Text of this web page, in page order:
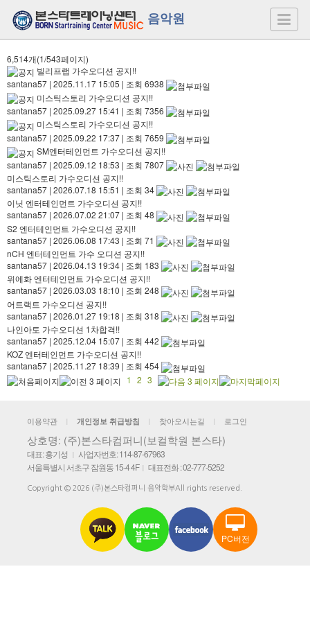
음악원
6,514개(1/543페이지)
빌리프랩 가수오디션 공지!!
santana57 | 2025.11.17 15:05 | 조회 6938
미스틱스토리 가수오디션 공지!!
santana57 | 2025.09.27 15:41 | 조회 7356
미스틱스토리 가수오디션 공지!!
santana57 | 2025.09.22 17:37 | 조회 7659
SM엔터테인먼트 가수오디션 공지!!
santana57 | 2025.09.12 18:53 | 조회 7807
미스틱스토리 가수오디션 공지!!
santana57 | 2026.07.18 15:51 | 조회 34
이닛 엔터테인먼트 가수오디션 공지!!
santana57 | 2026.07.02 21:07 | 조회 48
S2 엔터테인먼트 가수오디션 공지!!
santana57 | 2026.06.08 17:43 | 조회 71
nCH 엔터테인먼트 가수 오디션 공지!!
santana57 | 2026.04.13 19:34 | 조회 183
위에화 엔터테인먼트 가수오디션 공지!!
santana57 | 2026.03.03 18:10 | 조회 248
어트랙트 가수오디션 공지!!
santana57 | 2026.01.27 19:18 | 조회 318
나인아토 가수오디션 1차합격!!
santana57 | 2025.12.04 15:07 | 조회 442
KOZ 엔터테인먼트 가수오디션 공지!!
santana57 | 2025.11.27 18:39 | 조회 454
1 2 3
이용약관 개인정보 취급방침 찾아오시는길 로그인
상호명: (주)본스타컴퍼니(보컬학원 본스타)
대표: 홍기성
사업자번호: 114-87-67963
서울특별시 서초구 잠원동 15-4 4F
대표전화 : 02-777-5252
Copyright © 2026 (주)본스타컴퍼니 음악학부All rights reserved.
PC버전